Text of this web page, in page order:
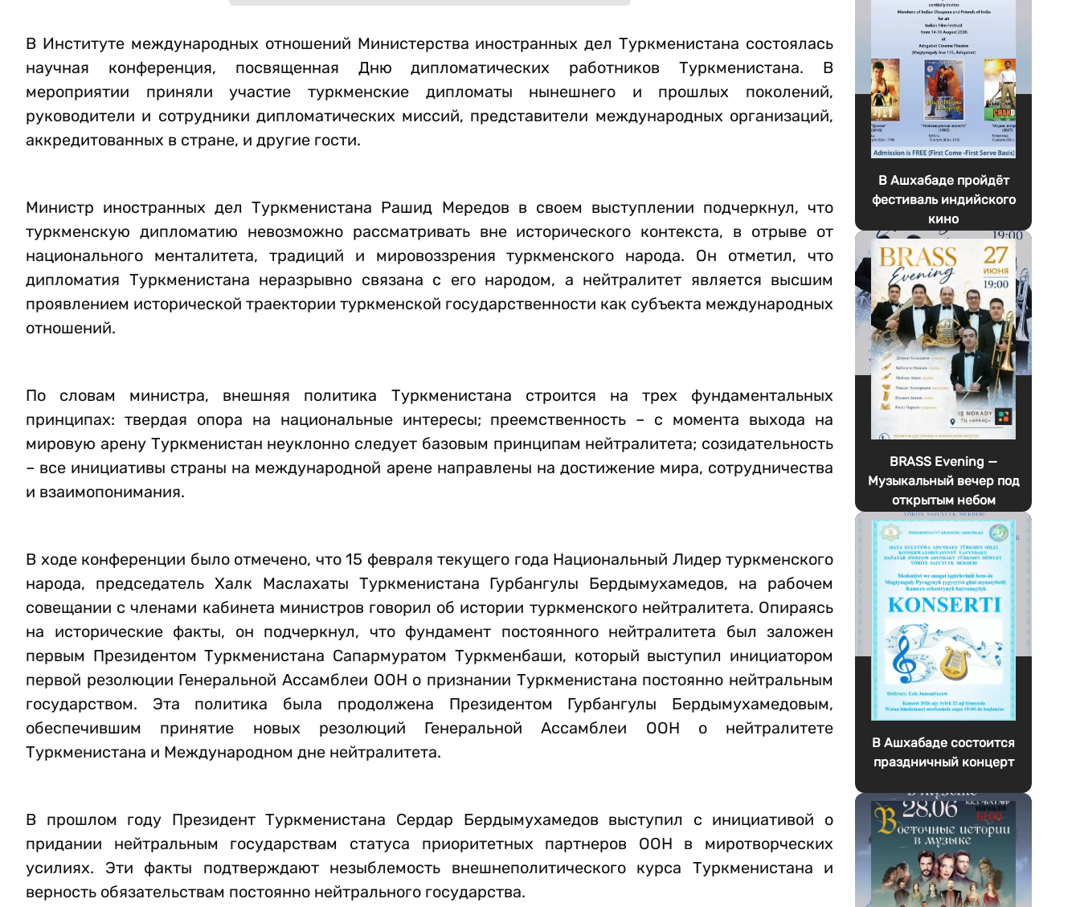
В Институте международных отношений Министерства иностранных дел Туркменистана состоялась
научная конференция, посвященная Дню дипломатических работников Туркменистана. В
мероприятии приняли участие туркменские дипломаты нынешнего и прошлых поколений,
руководители и сотрудники дипломатических миссий, представители международных организаций,
аккредитованных в стране, и другие гости.
Министр иностранных дел Туркменистана Рашид Мередов в своем выступлении подчеркнул, что
туркменскую дипломатию невозможно рассматривать вне исторического контекста, в отрыве от
национального менталитета, традиций и мировоззрения туркменского народа. Он отметил, что
дипломатия Туркменистана неразрывно связана с его народом, а нейтралитет является высшим
проявлением исторической траектории туркменской государственности как субъекта международных
отношений.
По словам министра, внешняя политика Туркменистана строится на трех фундаментальных
принципах: твердая опора на национальные интересы; преемственность – с момента выхода на
мировую арену Туркменистан неуклонно следует базовым принципам нейтралитета; созидательность
– все инициативы страны на международной арене направлены на достижение мира, сотрудничества
и взаимопонимания.
В ходе конференции было отмечено, что 15 февраля текущего года Национальный Лидер туркменского
народа, председатель Халк Маслахаты Туркменистана Гурбангулы Бердымухамедов, на рабочем
совещании с членами кабинета министров говорил об истории туркменского нейтралитета. Опираясь
на исторические факты, он подчеркнул, что фундамент постоянного нейтралитета был заложен
первым Президентом Туркменистана Сапармуратом Туркменбаши, который выступил инициатором
первой резолюции Генеральной Ассамблеи ООН о признании Туркменистана постоянно нейтральным
государством. Эта политика была продолжена Президентом Гурбангулы Бердымухамедовым,
обеспечившим принятие новых резолюций Генеральной Ассамблеи ООН о нейтралитете
Туркменистана и Международном дне нейтралитета.
В прошлом году Президент Туркменистана Сердар Бердымухамедов выступил с инициативой о
придании нейтральным государствам статуса приоритетных партнеров ООН в миротворческих
усилиях. Эти факты подтверждают незыблемость внешнеполитического курса Туркменистана и
верность обязательствам постоянно нейтрального государства.
В Ашхабаде пройдёт
фестиваль индийского
кино
BRASS Evening —
Музыкальный вечер под
открытым небом
В Ашхабаде состоится
праздничный концерт